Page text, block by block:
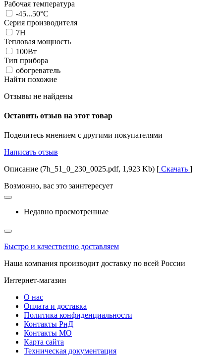
Рабочая температура
-45...50°C
Серия производителя
7H
Тепловая мощность
100Вт
Тип прибора
обогреватель
Найти похожие
Отзывы не найдены
Оставить отзыв на этот товар
Поделитесь мнением с другими покупателями
Написать отзыв
Описание (7h_51_0_230_0025.pdf, 1,923 Kb) [ Скачать ]
Возможно, вас это заинтересует
Недавно просмотренные
Быстро и качественно доставляем
Наша компания производит доставку по всей России
Интернет-магазин
О нас
Оплата и доставка
Политика конфиденциальности
Контакты РнД
Контакты МО
Карта сайта
Техническая документация